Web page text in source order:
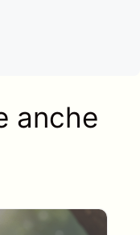
anche